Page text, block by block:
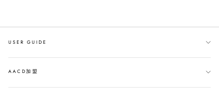
USER GUIDE
AACD加盟